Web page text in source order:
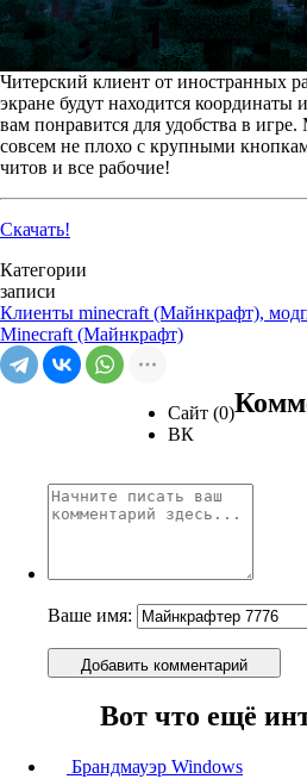
Читерский клиент от иностранных
экране будут находится координаты
вам понравится для удобства в
совсем не плохо с крупными
читов и все рабочие!
Скачать!
Категории
записи
Клиенты minecraft (Майнкрафт),
Minecraft (Майнкрафт)
Сайт (0)
ВК
Ваше имя:
Добавить комментарий
Вот что ещё
Брандмауэр Windows